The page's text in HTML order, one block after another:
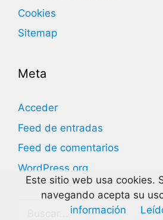
Cookies
Sitemap
Meta
Acceder
Feed de entradas
Feed de comentarios
WordPress.org
Este sitio web usa cookies.
navegando acepta su
información